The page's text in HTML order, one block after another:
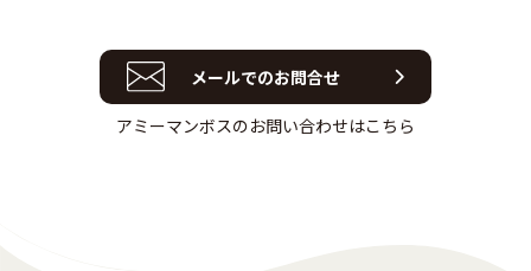
メールでのお問合せ
アミーマンボスのお問い合わせはこちら